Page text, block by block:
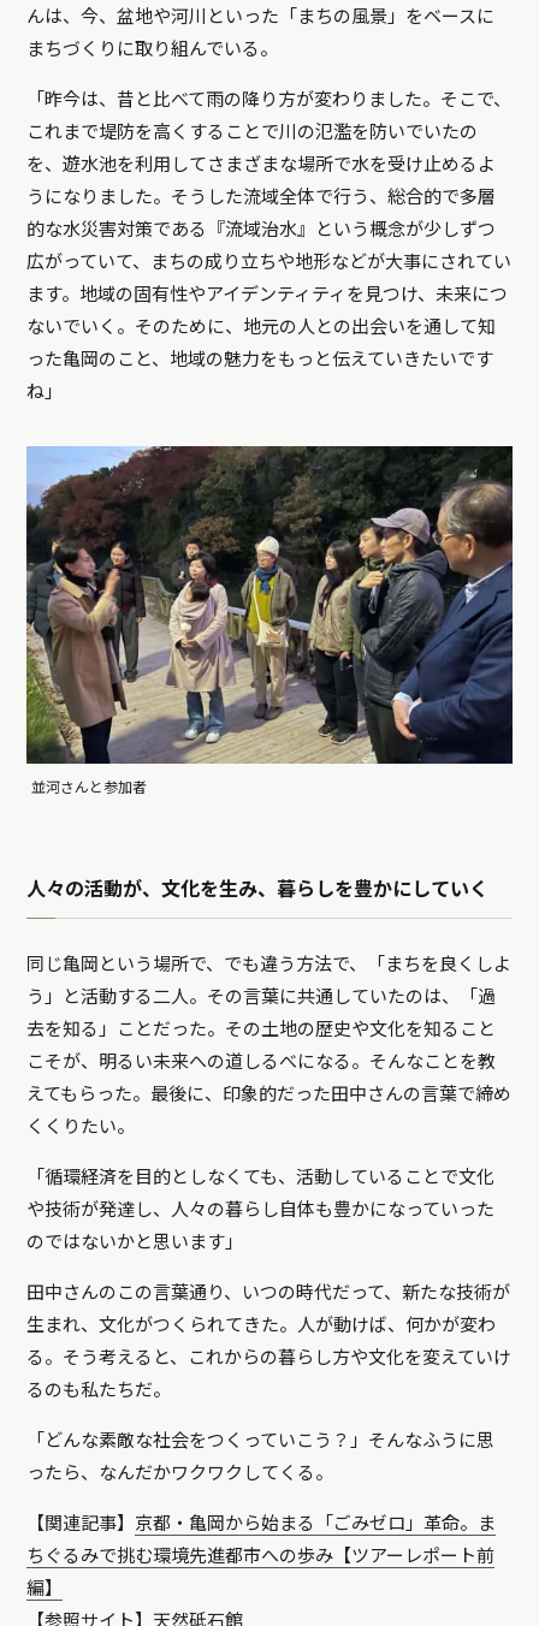
んは、今、盆地や河川といった「まちの風景」をベースに
まちづくりに取り組んでいる。
「昨今は、昔と比べて雨の降り方が変わりました。そこで、
これまで堤防を高くすることで川の氾濫を防いでいたの
を、遊水池を利用してさまざまな場所で水を受け止めるよ
うになりました。そうした流域全体で行う、総合的で多層
的な水災害対策である『流域治水』という概念が少しずつ
広がっていて、まちの成り立ちや地形などが大事にされてい
ます。地域の固有性やアイデンティティを見つけ、未来につ
ないでいく。そのために、地元の人との出会いを通して知
った亀岡のこと、地域の魅力をもっと伝えていきたいです
ね」
並河さんと参加者
人々の活動が、文化を生み、暮らしを豊かにしていく
同じ亀岡という場所で、でも違う方法で、「まちを良くしよ
う」と活動する二人。その言葉に共通していたのは、「過
去を知る」ことだった。その土地の歴史や文化を知ること
こそが、明るい未来への道しるべになる。そんなことを教
えてもらった。最後に、印象的だった田中さんの言葉で締め
くくりたい。
「循環経済を目的としなくても、活動していることで文化
や技術が発達し、人々の暮らし自体も豊かになっていった
のではないかと思います」
田中さんのこの言葉通り、いつの時代だって、新たな技術が
生まれ、文化がつくられてきた。人が動けば、何かが変わ
る。そう考えると、これからの暮らし方や文化を変えていけ
るのも私たちだ。
「どんな素敵な社会をつくっていこう？」そんなふうに思
ったら、なんだかワクワクしてくる。
【関連記事】 京都・亀岡から始まる「ごみゼロ」革命。ま
ちぐるみで挑む環境先進都市への歩み【ツアーレポート前
編】